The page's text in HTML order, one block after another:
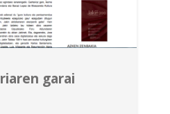
garai